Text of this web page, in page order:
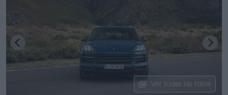
Stock
KM
0
Ver todas las fotos